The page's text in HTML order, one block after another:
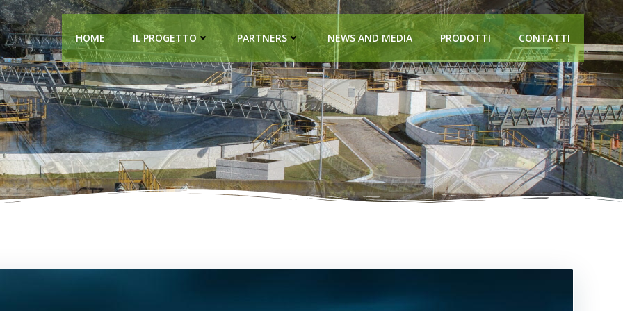
HOME IL PROGETTO PARTNERS NEWS AND MEDIA PRODOTTI CONTATTI